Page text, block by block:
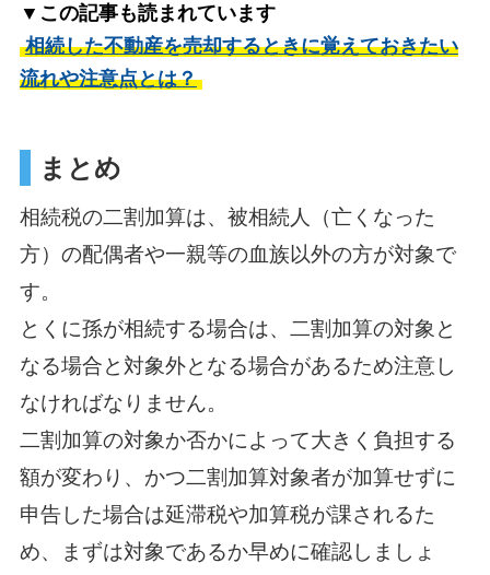
▼この記事も読まれています
相続した不動産を売却するときに覚えておきたい
流れや注意点とは？
まとめ
相続税の二割加算は、被相続人（亡くなった
方）の配偶者や一親等の血族以外の方が対象で
す。
とくに孫が相続する場合は、二割加算の対象と
なる場合と対象外となる場合があるため注意し
なければなりません。
二割加算の対象か否かによって大きく負担する
額が変わり、かつ二割加算対象者が加算せずに
申告した場合は延滞税や加算税が課されるた
め、まずは対象であるか早めに確認しましょ